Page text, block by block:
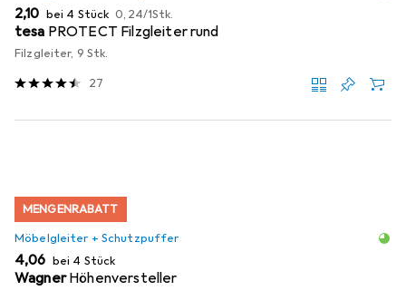
EUR
2,10 bei 4 Stück EUR
0,24/1Stk.
tesa PROTECT Filzgleiter rund
Filzgleiter, 9 Stk.
27
MENGENRABATT
Möbelgleiter + Schutzpuffer
EUR
4,06 bei 4 Stück
Wagner Höhenversteller